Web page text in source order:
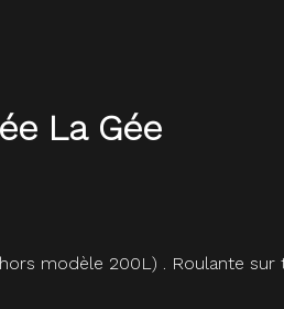
La Gée
modèle 200L) . Roulante